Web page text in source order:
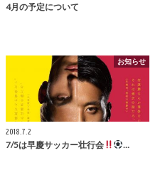
4月の予定について
お知らせ
2018.7.2
7/5は早慶サッカー壮行会 …